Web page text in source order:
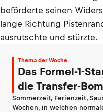
beförderte seinen
lange Richtung
ausrutschte und stürzte.
Thema der Woche
Das Formel-1-
die Transfer-
Sommerzeit, Ferienzeit,
Wochen, in welchen